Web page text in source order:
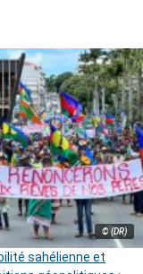
© (DR)
sahélienne et